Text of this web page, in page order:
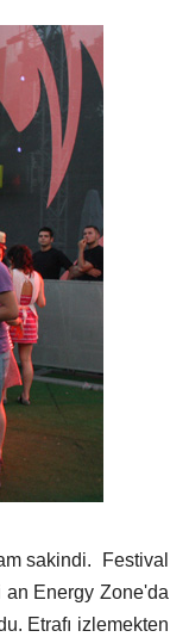
sakindi. Festival
an Energy Zone'da
Etrafı izlemekten